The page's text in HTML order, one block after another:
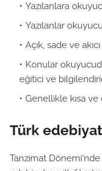
Yazılanlara
Yazılanlar
Açık, sade ve
Konular
eğitici ve
Genellikle kısa ve
Türk
Tanzimat Dönemi'nde